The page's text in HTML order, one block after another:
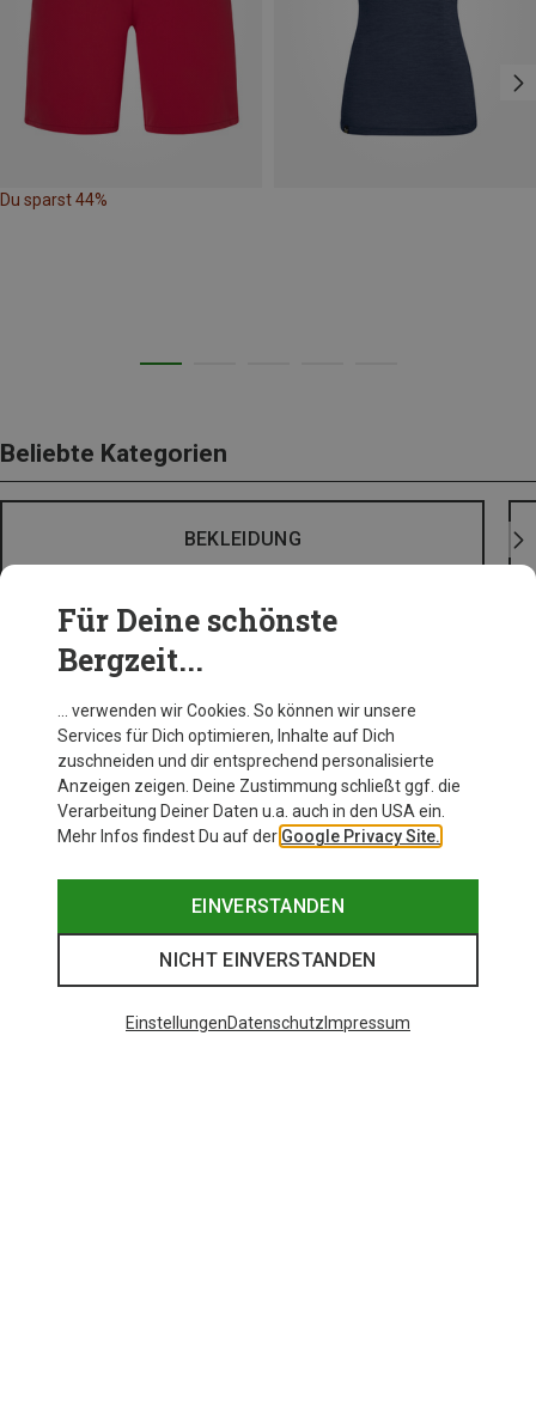
Du sparst 44%
Beliebte Kategorien
BEKLEIDUNG
Für Deine schönste
Bergzeit...
… verwenden wir Cookies. So können wir unsere
Services für Dich optimieren, Inhalte auf Dich
zuschneiden und dir entsprechend personalisierte
Anzeigen zeigen. Deine Zustimmung schließt ggf. die
Verarbeitung Deiner Daten u.a. auch in den USA ein.
Mehr Infos findest Du auf der Google Privacy Site.
EINVERSTANDEN
NICHT EINVERSTANDEN
EinstellungenDatenschutz Impressum